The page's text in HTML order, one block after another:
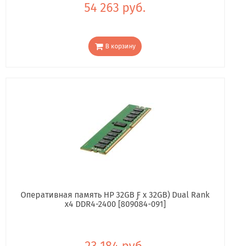
54 263 руб.
В корзину
Оперативная память HP 32GB Ƒ x 32GB) Dual Rank
x4 DDR4-2400 [809084-091]